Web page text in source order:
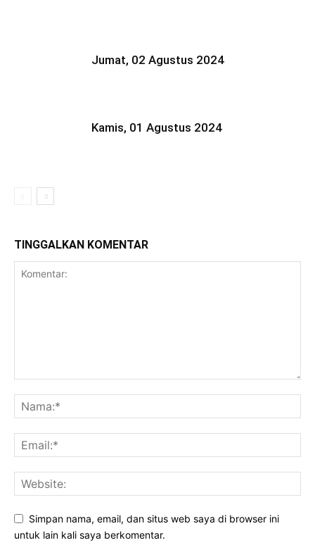
Jumat, 02 Agustus 2024
Kamis, 01 Agustus 2024
TINGGALKAN KOMENTAR
Simpan nama, email, dan situs web saya di browser ini
untuk lain kali saya berkomentar.